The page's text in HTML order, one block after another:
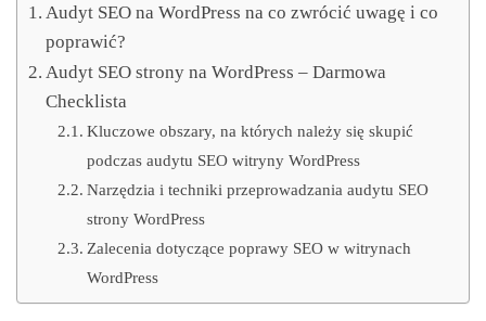
Audyt SEO na WordPress na co zwrócić uwagę i co
poprawić?
Audyt SEO strony na WordPress – Darmowa
Checklista
Kluczowe obszary, na których należy się skupić
podczas audytu SEO witryny WordPress
Narzędzia i techniki przeprowadzania audytu SEO
strony WordPress
Zalecenia dotyczące poprawy SEO w witrynach
WordPress